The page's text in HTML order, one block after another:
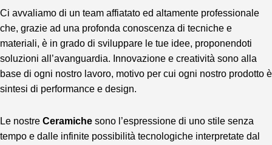
Ci avvaliamo di un team affiatato ed altamente professionale
che, grazie ad una profonda conoscenza di tecniche e
materiali, è in grado di sviluppare le tue idee, proponendoti
soluzioni all’avanguardia. Innovazione e creatività sono alla
base di ogni nostro lavoro, motivo per cui ogni nostro prodotto è
sintesi di performance e design.
Le nostre Ceramiche sono l’espressione di uno stile senza
tempo e dalle infinite possibilità tecnologiche interpretate dal